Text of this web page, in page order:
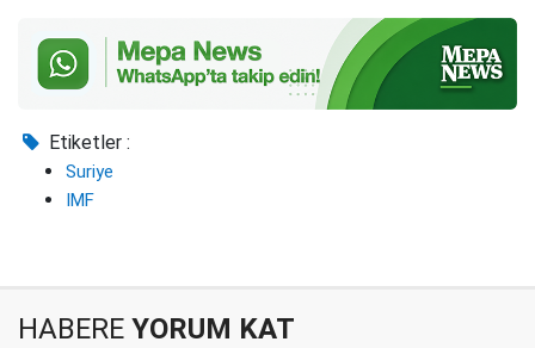
Etiketler :
Suriye
IMF
HABERE YORUM KAT